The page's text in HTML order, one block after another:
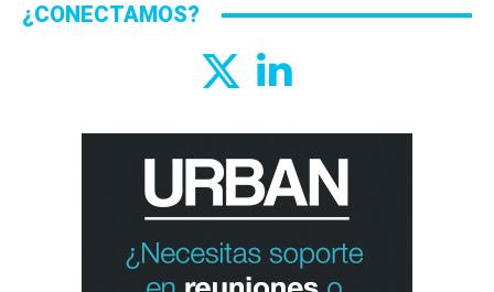
¿CONECTAMOS?